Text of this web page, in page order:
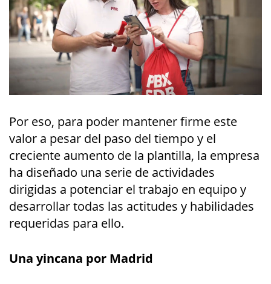
Por eso, para poder mantener firme este
valor a pesar del paso del tiempo y el
creciente aumento de la plantilla, la empresa
ha diseñado una serie de actividades
dirigidas a potenciar el trabajo en equipo y
desarrollar todas las actitudes y habilidades
requeridas para ello.
Una yincana por Madrid